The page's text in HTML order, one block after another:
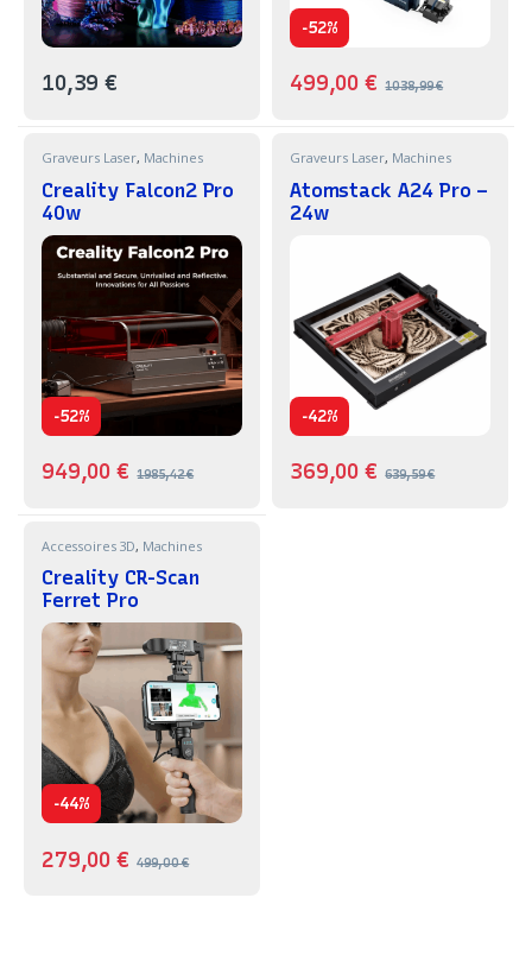
10,39€
-52%
499,00€ 1038,99€
Graveurs Laser, Machines
Creality Falcon2 Pro
40w
-52%
949,00€ 1985,42€
Graveurs Laser, Machines
Atomstack A24 Pro –
24w
-42%
369,00€ 639,59€
Accessoires 3D, Machines
Creality CR-Scan
Ferret Pro
-44%
279,00€ 499,00€